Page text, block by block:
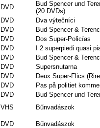
DVD
Bud Spencer und
(20 DVDs)
DVD
Dva výtečníci
DVD
Bud Spencer &
DVD
Dos Super-Policías
DVD
I 2 superpiedi quasi
DVD
Bud Spencer &
DVD
Supersnutarna
DVD
Deux Super-Flics
DVD
Pas på politiet
DVD
Bud Spencer und
VHS
Bűnvadászok
DVD Bűnvadászok